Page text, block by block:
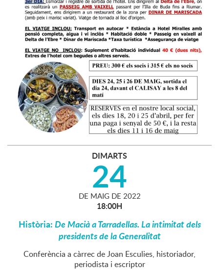
DIMARTS
24
DE MAIG DE 2022
18:00H
Història:De Macià a Tarradellas. La intimitat dels
presidents de la Generalitat
Conferència a càrrec de Joan Esculies, historiador,
periodista i escriptor